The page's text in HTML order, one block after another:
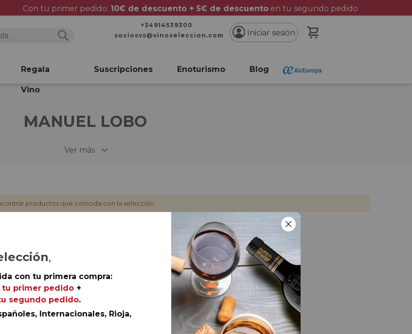
Con tu primer pedido: 10€ de descuento + 5€ de descuentoen tu segundo pedido
+34914539300
sociosvs@vinoseleccion.com
Iniciar sesión
Regala
Vino
Suscripciones Enoturismo Blog
MANUEL LOBO
Ver más
productos que coincida con la selección.
,
con tu primera compra:
tu primer pedido+
segundo pedido.
Internacionales, Rioja,